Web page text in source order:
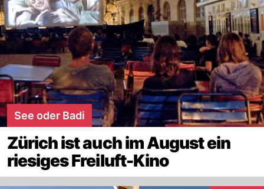
See oder Badi
Zürich ist auch im August ein
riesiges Freiluft-Kino